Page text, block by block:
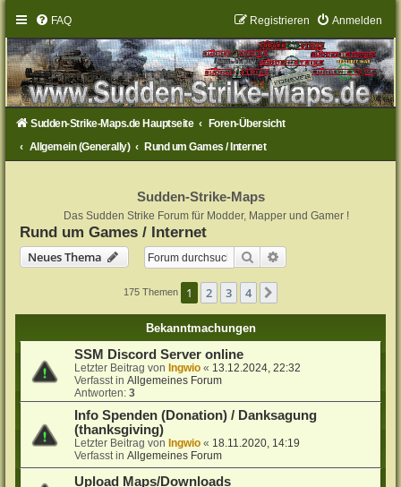
FAQ Anmelden
Registrieren
Sudden-Strike-Maps.de Hauptseite
Foren-Übersicht
Allgemein (Generally)
Rund um Games / Internet
Sudden-Strike-Maps
Das Sudden Strike Forum für Modder, Mapper und Gamer !
Rund um Games / Internet
Neues Thema
Suche
175 Themen 1 2 3 4
Bekanntmachungen
SSM Discord Server online
Letzter Beitrag von Ingwio « 13.12.2024, 22:32
Verfasst inAllgemeines Forum
Antworten:3
Info Spenden (Donation) / Danksagung
(thanksgiving)
Letzter Beitrag von Ingwio « 18.11.2020, 14:19
Verfasst inAllgemeines Forum
Upload Maps/Downloads